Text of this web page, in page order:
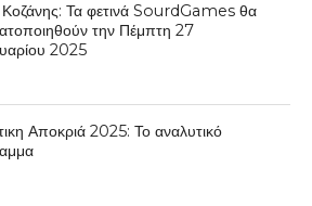
Τα φετινά SourdGames θα
την Πέμπτη 27
2025
Αποκριά 2025: Το αναλυτικό